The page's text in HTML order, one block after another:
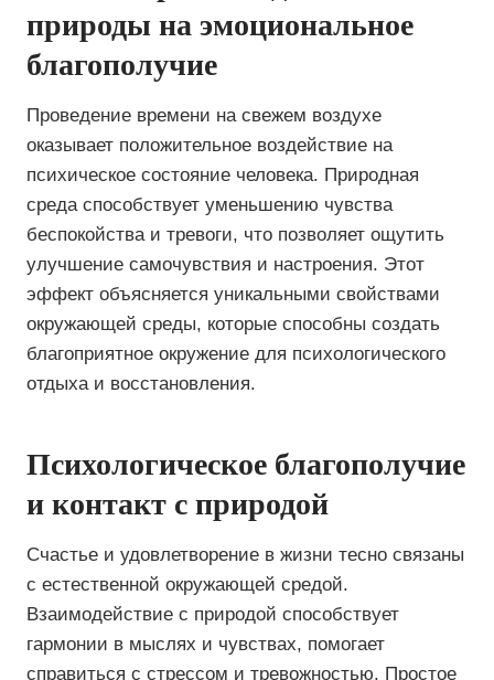
природы на эмоциональное
благополучие
Проведение времени на свежем воздухе
оказывает положительное воздействие на
психическое состояние человека. Природная
среда способствует уменьшению чувства
беспокойства и тревоги, что позволяет ощутить
улучшение самочувствия и настроения. Этот
эффект объясняется уникальными свойствами
окружающей среды, которые способны создать
благоприятное окружение для психологического
отдыха и восстановления.
Психологическое благополучие
и контакт с природой
Счастье и удовлетворение в жизни тесно связаны
с естественной окружающей средой.
Взаимодействие с природой способствует
гармонии в мыслях и чувствах, помогает
справиться с стрессом и тревожностью. Простое